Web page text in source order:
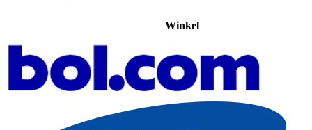
Winkel